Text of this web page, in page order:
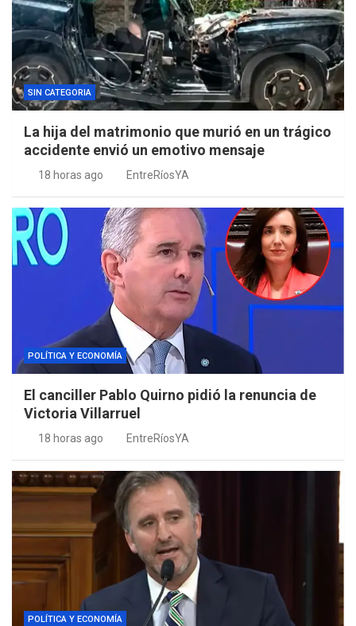
SIN CATEGORIA
La hija del matrimonio que murió en un trágico
accidente envió un emotivo mensaje
18 horas ago EntreRíosYA
POLÍTICA Y ECONOMÍA
El canciller Pablo Quirno pidió la renuncia de
Victoria Villarruel
18 horas ago EntreRíosYA
POLÍTICA Y ECONOMÍA